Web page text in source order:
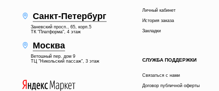
Санкт-Петербург
Заневский просп., 65, корп.5
ТК "Платформа", 4 этаж
Москва
Ветошный пер. дом 9
ТЦ "Никольский пассаж", 3 этаж
Личный кабинет
История заказа
Закладки
СЛУЖБА ПОДДЕРЖКИ
Связаться с нами
Договор публичной оферты